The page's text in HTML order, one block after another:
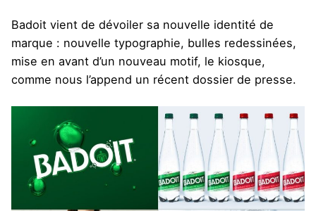
Badoit vient de dévoiler sa nouvelle identité de
marque : nouvelle typographie, bulles redessinées,
mise en avant d’un nouveau motif, le kiosque,
comme nous l’append un récent dossier de presse.